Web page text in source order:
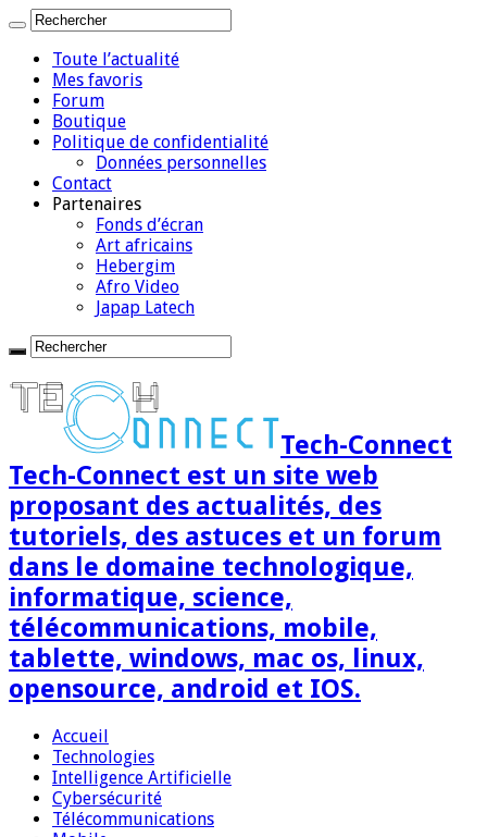
Toute l’actualité
Mes favoris
Forum
Boutique
Politique de confidentialité
Données personnelles
Contact
Partenaires
Fonds d’écran
Art africains
Hebergim
Afro Video
Japap Latech
Tech-Connect
Tech-Connect est un site web
proposant des actualités, des
tutoriels, des astuces et un forum
dans le domaine technologique,
informatique, science,
télécommunications, mobile,
tablette, windows, mac os, linux,
opensource, android et IOS.
Accueil
Technologies
Intelligence Artificielle
Cybersécurité
Télécommunications